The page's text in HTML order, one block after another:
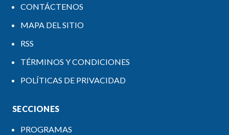
CONTÁCTENOS
MAPA DEL SITIO
RSS
TÉRMINOS Y CONDICIONES
POLÍTICAS DE PRIVACIDAD
SECCIONES
PROGRAMAS